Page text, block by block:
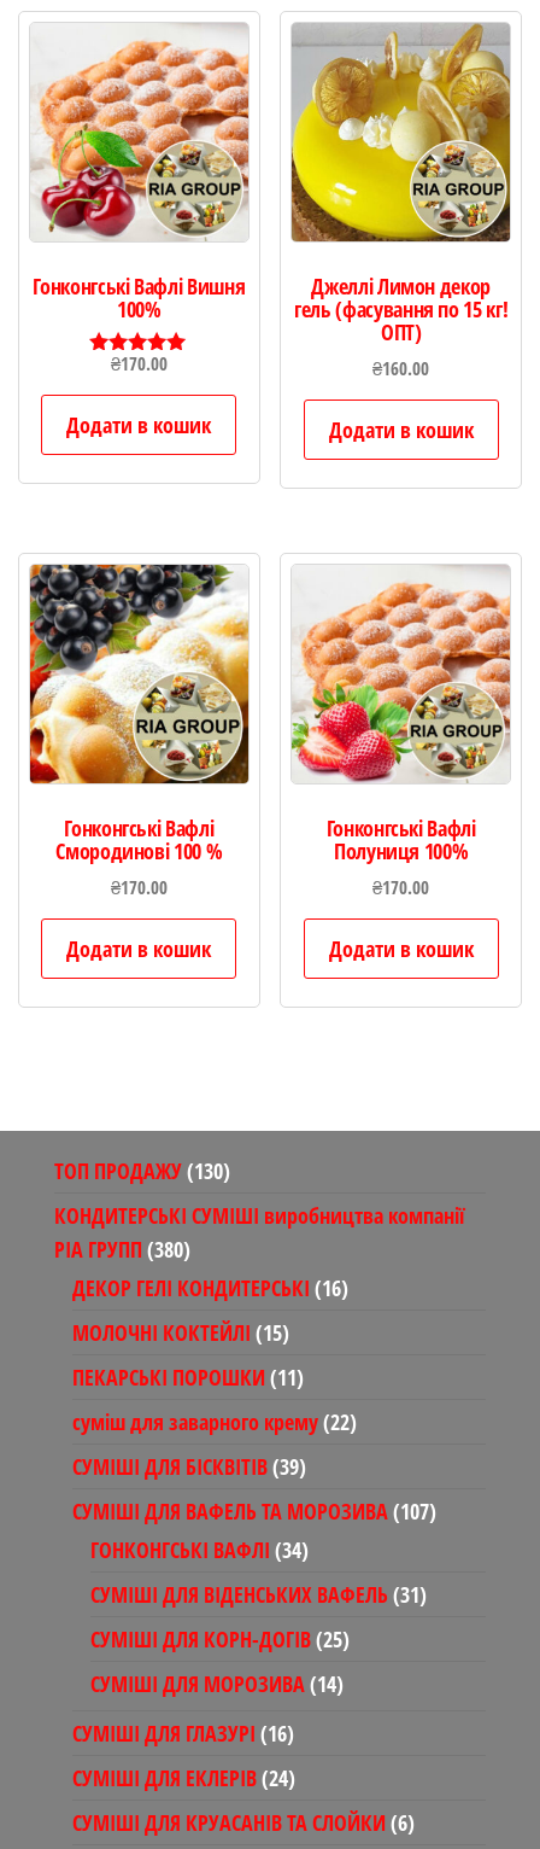
Гонконгські Вафлі Вишня
100%
Оцінено в
₴170.00
Додати в кошик
Джеллі Лимон декор
гель (фасування по 15 кг!
ОПТ)
₴160.00
Додати в кошик
Гонконгські Вафлі
Смородинові 100 %
₴170.00
Додати в кошик
Гонконгські Вафлі
Полуниця 100%
₴170.00
Додати в кошик
ТОП ПРОДАЖУ 130130
товарів
КОНДИТЕРСЬКІ СУМІШІ виробництва компанії
РІА ГРУПП 380380
товарів
ДЕКОР ГЕЛІ КОНДИТЕРСЬКІ 1616
МОЛОЧНІ КОКТЕЙЛІ 1515
товарів
ПЕКАРСЬКІ ПОРОШКИ 1111
товарів
суміш для заварного крему 2222
СУМІШІ ДЛЯ БІСКВІТІВ 3939
товарів
СУМІШІ ДЛЯ ВАФЕЛЬ ТА МОРОЗИВА 107107
ГОНКОНГСЬКІ ВАФЛІ 3434
товари
СУМІШІ ДЛЯ ВІДЕНСЬКИХ ВАФЕЛЬ 3131
СУМІШІ ДЛЯ КОРН-ДОГІВ 2525
СУМІШІ ДЛЯ МОРОЗИВА 1414
СУМІШІ ДЛЯ ГЛАЗУРІ 1616
товарів
СУМІШІ ДЛЯ ЕКЛЕРІВ 2424
товари
СУМІШІ ДЛЯ КРУАСАНІВ ТА СЛОЙКИ 66